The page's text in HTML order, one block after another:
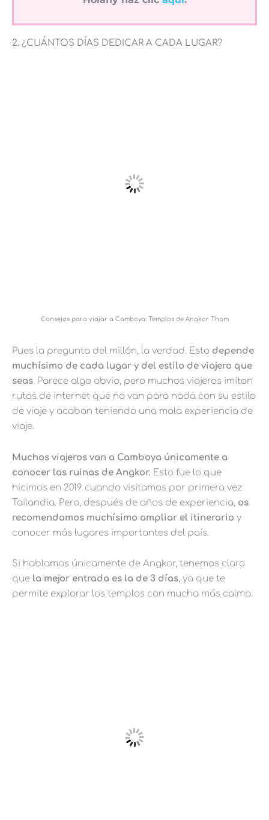
2. ¿CUÁNTOS DÍAS DEDICAR A CADA LUGAR?
Consejos para viajar a Camboya: Templos de Angkor Thom
Pues la pregunta del millón, la verdad. Esto depende
muchísimo de cada lugar y del estilo de viajero que
seas. Parece algo obvio, pero muchos viajeros imitan
rutas de internet que no van para nada con su estilo
de viaje y acaban teniendo una mala experiencia de
viaje.
Muchos viajeros van a Camboya únicamente a
conocer las ruinas de Angkor. Esto fue lo que
hicimos en 2019 cuando visitamos por primera vez
Tailandia. Pero, después de años de experiencia, os
recomendamos muchísimo ampliar el itinerario y
conocer más lugares importantes del país.
Si hablamos únicamente de Angkor, tenemos claro
que la mejor entrada es la de 3 días, ya que te
permite explorar los templos con mucha más calma.